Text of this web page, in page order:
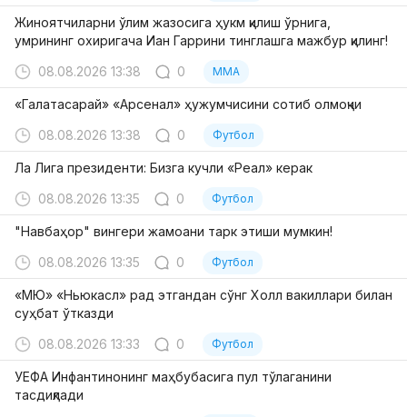
Жиноятчиларни ўлим жазосига ҳукм қилиш ўрнига,
умрининг охиригача Иан Гаррини тинглашга мажбур қилинг!
08.08.2026 13:38 0 MMA
«Галатасарай» «Арсенал» ҳужумчисини сотиб олмоқчи
08.08.2026 13:38 0 Футбол
Ла Лига президенти: Бизга кучли «Реал» керак
08.08.2026 13:35 0 Футбол
"Навбаҳор" вингери жамоани тарк этиши мумкин!
08.08.2026 13:35 0 Футбол
«МЮ» «Ньюкасл» рад этгандан сўнг Холл вакиллари билан
суҳбат ўтказди
08.08.2026 13:33 0 Футбол
УЕФА Инфантинонинг маҳбубасига пул тўлаганини
тасдиқлади